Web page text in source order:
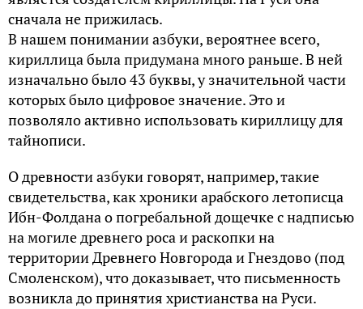
сначала не прижилась.
В нашем понимании азбуки, вероятнее всего,
кириллица была придумана много раньше. В ней
изначально было 43 буквы, у значительной части
которых было цифровое значение. Это и
позволяло активно использовать кириллицу для
тайнописи.
О древности азбуки говорят, например, такие
свидетельства, как хроники арабского летописца
Ибн-Фолдана о погребальной дощечке с надписью
на могиле древнего роса и раскопки на
территории Древнего Новгорода и Гнездово (под
Смоленском), что доказывает, что письменность
возникла до принятия христианства на Руси.